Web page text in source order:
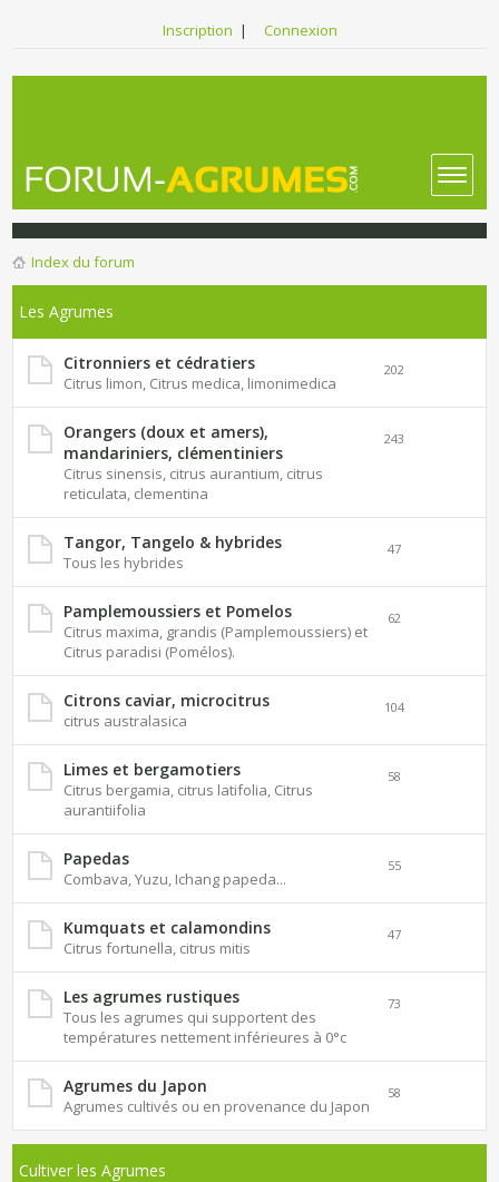
Inscription | Connexion
Index du forum
Les Agrumes
Citronniers et cédratiers
Citrus limon, Citrus medica, limonimedica
202
Orangers (doux et amers),
mandariniers, clémentiniers
Citrus sinensis, citrus aurantium, citrus
reticulata, clementina
243
Tangor, Tangelo & hybrides
Tous les hybrides
47
Pamplemoussiers et Pomelos
Citrus maxima, grandis (Pamplemoussiers) et
Citrus paradisi (Pomélos).
62
Citrons caviar, microcitrus
citrus australasica
104
Limes et bergamotiers
Citrus bergamia, citrus latifolia, Citrus
aurantiifolia
58
Papedas
Combava, Yuzu, Ichang papeda...
55
Kumquats et calamondins
Citrus fortunella, citrus mitis
47
Les agrumes rustiques
Tous les agrumes qui supportent des
températures nettement inférieures à 0°c
73
Agrumes du Japon
Agrumes cultivés ou en provenance du Japon
58
Cultiver les Agrumes